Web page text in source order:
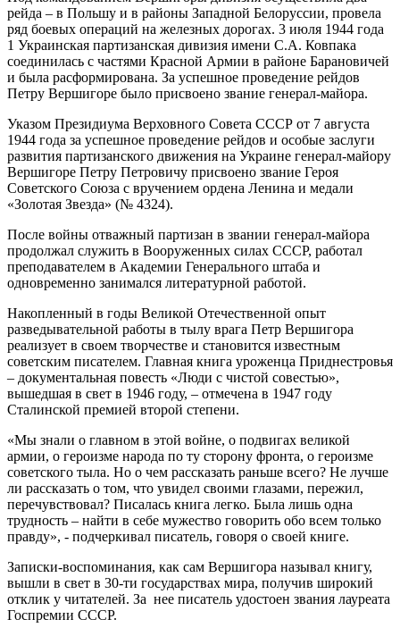
рейда – в Польшу и в районы Западной Белоруссии, провела
ряд боевых операций на железных дорогах. 3 июля 1944 года
1 Украинская партизанская дивизия имени С.А. Ковпака
соединилась с частями Красной Армии в районе Барановичей
и была расформирована. За успешное проведение рейдов
Петру Вершигоре было присвоено звание генерал-майора.
Указом Президиума Верховного Совета СССР от 7 августа
1944 года за успешное проведение рейдов и особые заслуги
развития партизанского движения на Украине генерал-майору
Вершигоре Петру Петровичу присвоено звание Героя
Советского Союза с вручением ордена Ленина и медали
«Золотая Звезда» (№ 4324).
После войны отважный партизан в звании генерал-майора
продолжал служить в Вооруженных силах СССР, работал
преподавателем в Академии Генерального штаба и
одновременно занимался литературной работой.
Накопленный в годы Великой Отечественной опыт
разведывательной работы в тылу врага Петр Вершигора
реализует в своем творчестве и становится известным
советским писателем. Главная книга уроженца Приднестровья
– документальная повесть «Люди с чистой совестью»,
вышедшая в свет в 1946 году, – отмечена в 1947 году
Сталинской премией второй степени.
«Мы знали о главном в этой войне, о подвигах великой
армии, о героизме народа по ту сторону фронта, о героизме
советского тыла. Но о чем рассказать раньше всего? Не лучше
ли рассказать о том, что увидел своими глазами, пережил,
перечувствовал? Писалась книга легко. Была лишь одна
трудность – найти в себе мужество говорить обо всем только
правду», - подчеркивал писатель, говоря о своей книге.
Записки-воспоминания, как сам Вершигора называл книгу,
вышли в свет в 30-ти государствах мира, получив широкий
отклик у читателей. За нее писатель удостоен звания лауреата
Госпремии СССР.